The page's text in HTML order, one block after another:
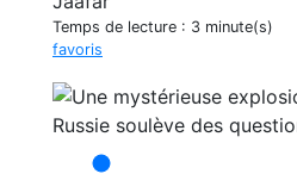
Temps de lecture : 3 minute(s)
favoris